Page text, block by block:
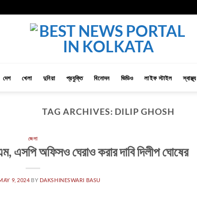
দেশ খেলা দুনিয়া প্রযুক্তি বিনোদন ভিডিও লাইফ স্টাইল স্বাস্থ্য
TAG ARCHIVES: DILIP GHOSH
জেলা
এসপি অফিসও ঘেরাও করার দাবি দিলীপ ঘোষের
9, 2024 BY DAKSHINESWARI BASU